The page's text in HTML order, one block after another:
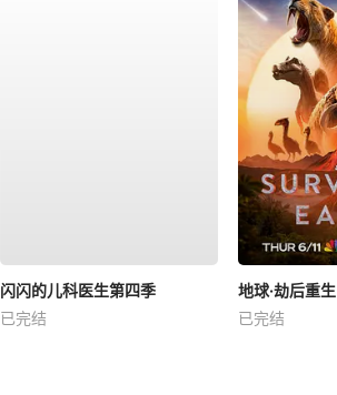
闪闪的儿科医生第四季
已完结
地球·劫后重生
已完结